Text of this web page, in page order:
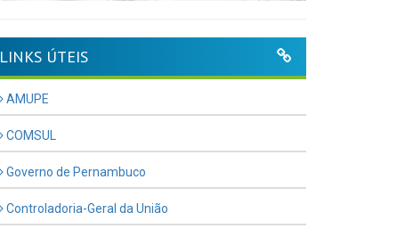
LINKS ÚTEIS
AMUPE
COMSUL
Governo de Pernambuco
Controladoria-Geral da União